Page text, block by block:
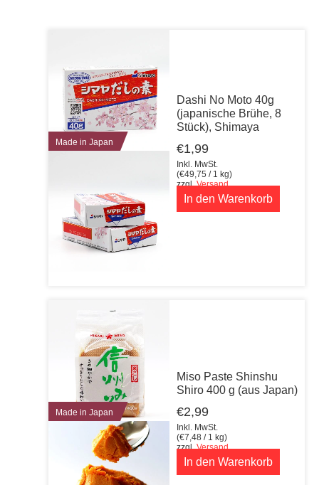
Made in Japan
Dashi No Moto 40g
(japanische Brühe, 8
Stück), Shimaya
€1,99
Inkl. MwSt.
(€49,75 / 1 kg)
zzgl.Versand
In den Warenkorb
Made in Japan
Miso Paste Shinshu
Shiro 400 g (aus Japan)
€2,99
Inkl. MwSt.
(€7,48 / 1 kg)
zzgl.Versand
In den Warenkorb